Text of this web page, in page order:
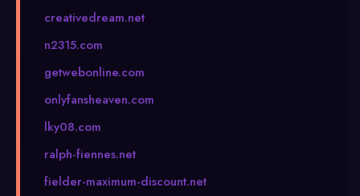
creativedream.net
n2315.com
getwebonline.com
onlyfansheaven.com
lky08.com
ralph-fiennes.net
fielder-maximum-discount.net